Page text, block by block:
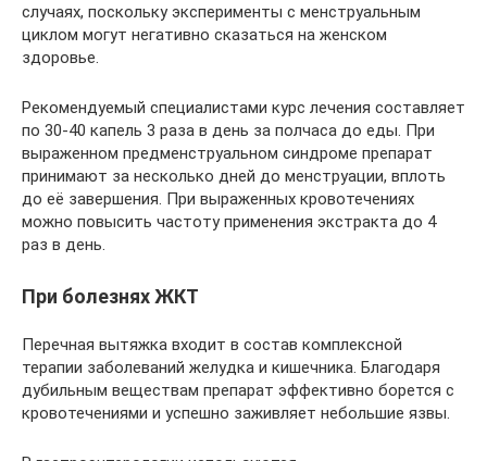
случаях, поскольку эксперименты с менструальным
циклом могут негативно сказаться на женском
здоровье.
Рекомендуемый специалистами курс лечения составляет
по 30-40 капель 3 раза в день за полчаса до еды. При
выраженном предменструальном синдроме препарат
принимают за несколько дней до менструации, вплоть
до её завершения. При выраженных кровотечениях
можно повысить частоту применения экстракта до 4
раз в день.
При болезнях ЖКТ
Перечная вытяжка входит в состав комплексной
терапии заболеваний желудка и кишечника. Благодаря
дубильным веществам препарат эффективно борется с
кровотечениями и успешно заживляет небольшие язвы.